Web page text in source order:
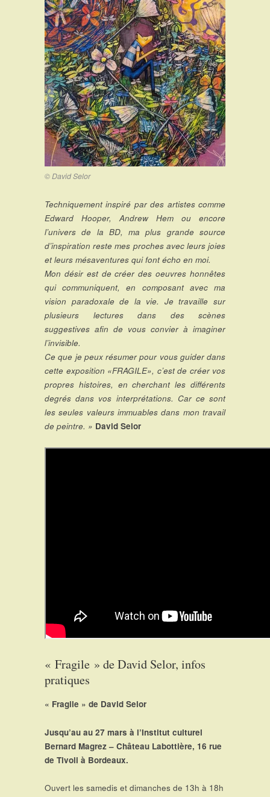
© David Selor
Techniquement inspiré par des artistes comme
Edward Hooper, Andrew Hem ou encore
l’univers de la BD, ma plus grande source
d’inspiration reste mes proches avec leurs joies
et leurs mésaventures qui font écho en moi.
Mon désir est de créer des oeuvres honnêtes
qui communiquent, en composant avec ma
vision paradoxale de la vie. Je travaille sur
plusieurs lectures dans des scènes
suggestives afin de vous convier à imaginer
l’invisible.
Ce que je peux résumer pour vous guider dans
cette exposition «FRAGILE», c’est de créer vos
propres histoires, en cherchant les différents
degrés dans vos interprétations. Car ce sont
les seules valeurs immuables dans mon travail
de peintre. » David Selor
« Fragile » de David Selor, infos
pratiques
« Fragile » de David Selor
Jusqu’au au 27 mars à l’Institut culturel
Bernard Magrez – Château Labottière, 16 rue
de Tivoli à Bordeaux.
Ouvert les samedis et dimanches de 13h à 18h